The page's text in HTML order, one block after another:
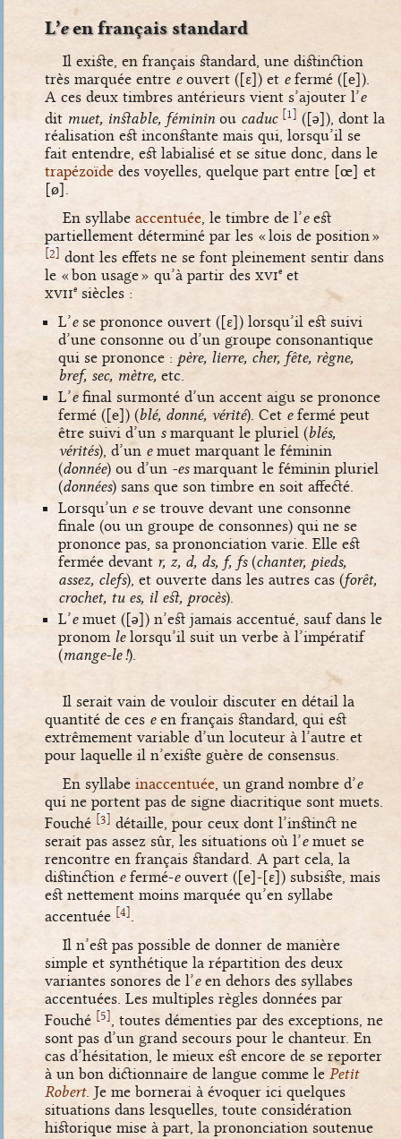
L’een français standard
Il existe, en français standard, une distinction
très marquée entre eouvert ([ɛ]) et efermé ([e]).
A ces deux timbres antérieurs vient s’ajouter l’e
dit muet, instable, fémininou caduc [1] ([ə]), dont la
réalisation est inconstante mais qui, lorsqu’il se
fait entendre, est labialisé et se situe donc, dans le
trapézoïde des voyelles, quelque part entre [œ] et
[ø] .
En syllabe accentuée, le timbre de l’eest
partiellement déterminé par les « lois de position »
[2] dont les effets ne se font pleinement sentir dans
le « bon usage » qu’à partir des xvie et
xviie siècles :
L’ese prononce ouvert ([ɛ]) lorsqu’il est suivi
d’une consonne ou d’un groupe consonantique
qui se prononce : père, lierre, cher, fête, règne,
bref, sec, mètre, etc.
L’efinal surmonté d’un accent aigu se prononce
fermé ([e]) (blé, donné, vérité). Cet efermé peut
être suivi d’un smarquant le pluriel (blés,
vérités), d’un emuet marquant le féminin
(donnée) ou d’un -esmarquant le féminin pluriel
(données) sans que son timbre en soit affecté.
Lorsqu’un ese trouve devant une consonne
finale (ou un groupe de consonnes) qui ne se
prononce pas, sa prononciation varie. Elle est
fermée devant r, z, d, ds, f, fs(chanter, pieds,
assez, clefs), et ouverte dans les autres cas (forêt,
crochet, tu es, il est, procès).
L’emuet ([ə]) n’est jamais accentué, sauf dans le
pronom lelorsqu’il suit un verbe à l’impératif
(mange-le !).
Il serait vain de vouloir discuter en détail la
quantité de ces een français standard, qui est
extrêmement variable d’un locuteur à l’autre et
pour laquelle il n’existe guère de consensus.
En syllabe inaccentuée, un grand nombre d’e
qui ne portent pas de signe diacritique sont muets.
Fouché [3] détaille, pour ceux dont l’instinct ne
serait pas assez sûr, les situations où l’emuet se
rencontre en français standard. A part cela, la
distinction efermé-eouvert ([e]-[ɛ]) subsiste, mais
est nettement moins marquée qu’en syllabe
accentuée [4].
Il n’est pas possible de donner de manière
simple et synthétique la répartition des deux
variantes sonores de l’een dehors des syllabes
accentuées. Les multiples règles données par
Fouché [5]
, toutes démenties par des exceptions, ne
sont pas d’un grand secours pour le chanteur. En
cas d’hésitation, le mieux est encore de se reporter
à un bon dictionnaire de langue comme le Petit
Robert. Je me bornerai à évoquer ici quelques
situations dans lesquelles, toute considération
historique mise à part, la prononciation soutenue